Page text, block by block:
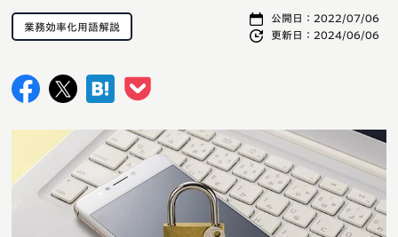
公開日： 2022/07/06
更新日： 2024/06/06
業務効率化用語解説